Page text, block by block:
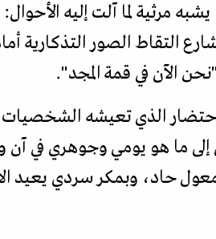
يشبه مرثية لما آلت إليه
التقاط الصور التذكارية
الآن في قمة المجد".
الذي تعيشه الشخصيات
ما هو يومي وجوهري في آن
حاد، وبمكر سردي يعيد